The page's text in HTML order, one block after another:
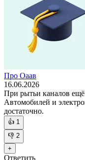
Про Оаав
16.06.2026
При рытьи каналов
Автомобилей и
достаточно.
👍 1
👎 2
+
Ответить